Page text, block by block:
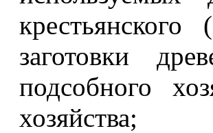
заготовки
подсобного
хозяйства;